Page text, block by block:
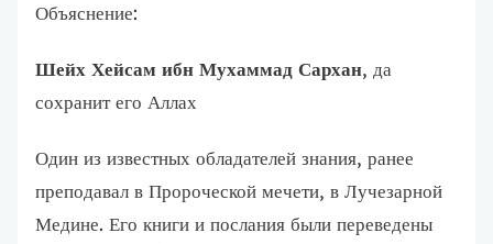
Объяснение:
Шейх Хейсам ибн Мухаммад Сархан, да
сохранит его Аллах
Один из известных обладателей знания, ранее
преподавал в Пророческой мечети, в Лучезарной
Медине. Его книги и послания были переведены